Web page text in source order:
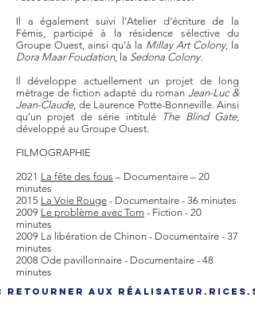
Il a également suivi l’Atelier d’écriture de la
Fémis, participé à la résidence sélective du
Groupe Ouest, ainsi qu’à la Millay Art Colony, la
Dora Maar Foudation, la Sedona Colony.
Il développe actuellement un projet de long
métrage de fiction adapté du roman Jean-Luc &
Jean-Claude, de Laurence Potte-Bonneville. Ainsi
qu’un projet de série intitulé The Blind Gate,
développé au Groupe Ouest.
FILMOGRAPHIE
2021 La fête des fous – Documentaire – 20
minutes
2015 La Voie Rouge - Documentaire - 36 minutes
2009 Le problème avec Tom - Fiction - 20
minutes
2009 La libération de Chinon - Documentaire - 37
minutes
2008 Ode pavillonnaire - Documentaire - 48
minutes
Retourner aux réalisateur.rices.s